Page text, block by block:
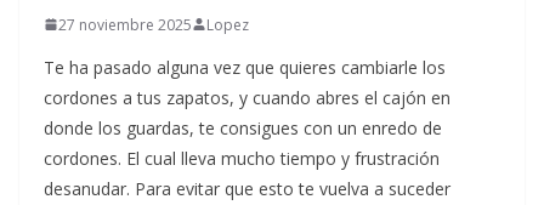
27 noviembre 2025 Lopez
Te ha pasado alguna vez que quieres cambiarle los
cordones a tus zapatos, y cuando abres el cajón en
donde los guardas, te consigues con un enredo de
cordones. El cual lleva mucho tiempo y frustración
desanudar. Para evitar que esto te vuelva a suceder